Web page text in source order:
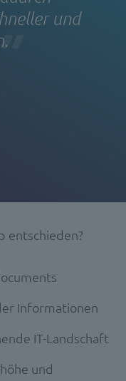
und
entschieden?
Informationen
IT-Landschaft
und